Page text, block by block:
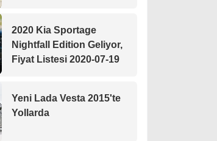
2020 Kia Sportage
Nightfall Edition Geliyor,
Fiyat Listesi 2020-07-19
Yeni Lada Vesta 2015'te
Yollarda